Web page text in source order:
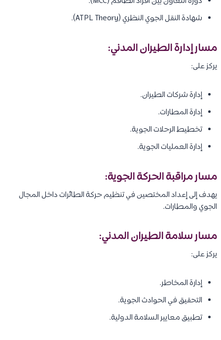
شهادة النقل الجوي النظري (ATPL Theory).
مسار إدارة الطيران المدني:
يركز على:
إدارة شركات الطيران.
إدارة المطارات.
تخطيط الرحلات الجوية.
إدارة العمليات الجوية.
مسار مراقبة الحركة الجوية:
يهدف إلى إعداد المختصين في تنظيم حركة الطائرات داخل المجال
الجوي والمطارات.
مسار سلامة الطيران المدني:
يركز على:
إدارة المخاطر.
التحقيق في الحوادث الجوية.
تطبيق معايير السلامة الدولية.